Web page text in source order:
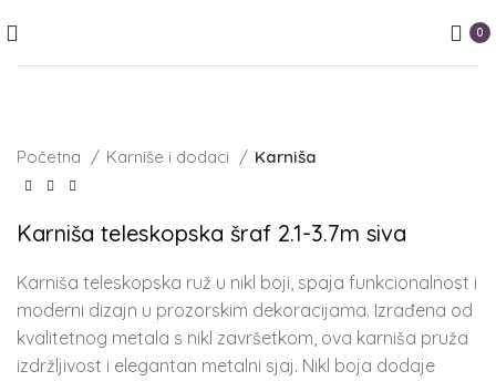
0
Početna Karniše i dodaci Karniša
Karniša teleskopska šraf 2.1-3.7m siva
Karniša teleskopska ruž u nikl boji, spaja funkcionalnost i
moderni dizajn u prozorskim dekoracijama. Izrađena od
kvalitetnog metala s nikl završetkom, ova karniša pruža
izdržljivost i elegantan metalni sjaj. Nikl boja dodaje